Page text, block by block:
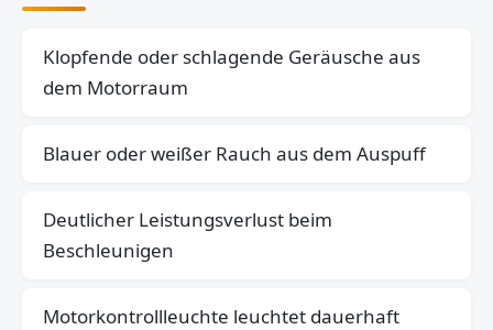
Klopfende oder schlagende Geräusche aus
dem Motorraum
Blauer oder weißer Rauch aus dem Auspuff
Deutlicher Leistungsverlust beim
Beschleunigen
Motorkontrollleuchte leuchtet dauerhaft